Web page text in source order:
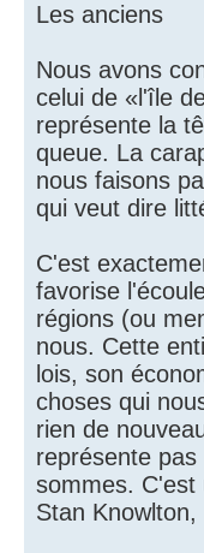
Les anciens
Nous avons
celui de «l'île
représente la
queue. La
nous faisons
qui veut dire
C'est
favorise
régions (ou
nous. Cette
lois, son
choses qui
rien de
représente
sommes. C'est
Stan